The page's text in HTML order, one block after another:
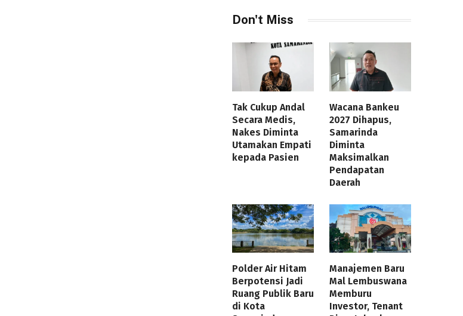
Don't Miss
Tak Cukup Andal
Secara Medis,
Nakes Diminta
Utamakan Empati
kepada Pasien
Wacana Bankeu
2027 Dihapus,
Samarinda
Diminta
Maksimalkan
Pendapatan
Daerah
Polder Air Hitam
Berpotensi Jadi
Ruang Publik Baru
di Kota
Manajemen Baru
Mal Lembuswana
Memburu
Investor, Tenant